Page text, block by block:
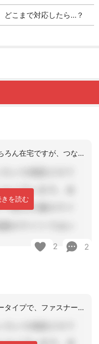
どこまで対応したら…？
私の担当している利用者様、もちろん在宅ですが、つなぎです。厳密には、自分で脱ごう
を読む
2 2
有難うございます。ファスナータイプで、ファスナーの終着部分に認知症の方では、取れ